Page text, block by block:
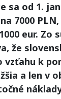
sa od 1.
7000
eur. Zo
že
vzťahu k
a len v